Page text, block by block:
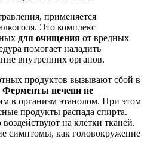
применяется
Это комплекс
для очищения от вредных
помогает наладить
внутренних органов.
продуктов вызывают сбой в
Ферменты печени не
в организм этанолом. При этом
продукты распада спирта.
на клетки тканей.
симптомы, как головокружение